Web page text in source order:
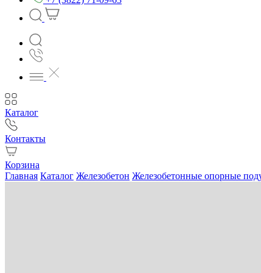
Каталог
Контакты
Корзина
Главная Каталог Железобетон Железобетонные опорные